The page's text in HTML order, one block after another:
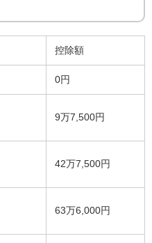
控除額
0円
9万7,500円
42万7,500円
63万6,000円